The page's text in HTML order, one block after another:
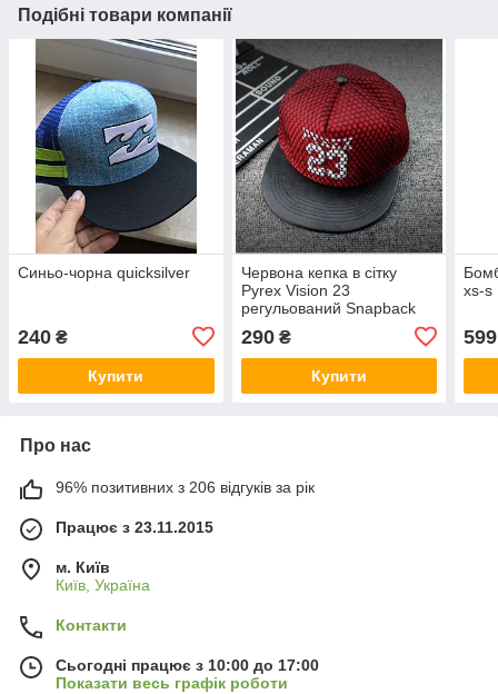
Подібні товари компанії
Синьо-чорна quicksilver
240 ₴
Купити
Червона кепка в сітку
Pyrex Vision 23
регульований Snapback
290₴
Купити
xs-s
599
Про нас
96% позитивних з 206 відгуків за рік
Працює з 23.11.2015
м. Київ
Київ, Україна
Контакти
Сьогодні працює з 10:00 до 17:00
Показати весь графік роботи